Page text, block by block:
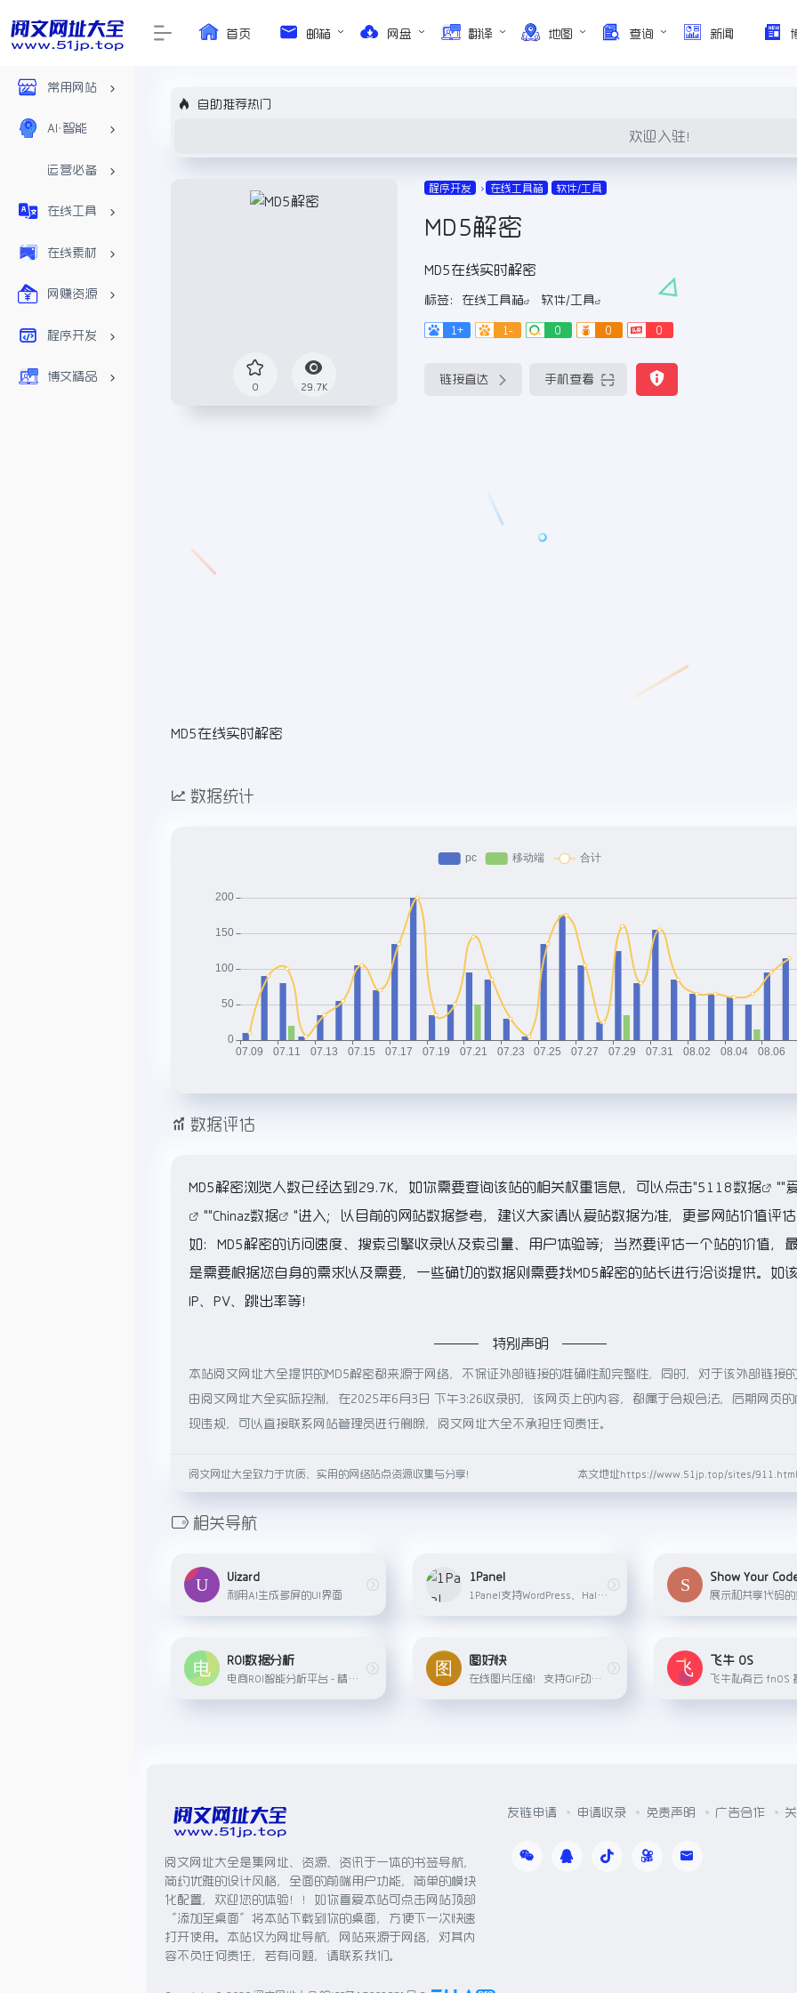
常用网站
AI•智能
运营必备
在线工具
在线素材
网赚资源
程序开发
博文精品
首页 邮箱 网盘 翻译 地图 查询 新闻
自助推荐热门
欢迎入驻！
0 29.7K
程序开发 在线工具箱 软件/工具
MD5解密
MD5在线实时解密
标签： 在线工具箱 软件/工具
1+ 1- 0 0 0
链接直达 手机查看
MD5在线实时解密
数据统计
数据评估
MD5解密浏览人数已经达到29.7K，如你需要查询该站的相关权重信息，可以点击"5118数据 ""
""Chinaz数据
"进入；以目前的网站数据参考，建议大家请以爱站数据为准，更多网站价值评
如：MD5解密的访问速度、搜索引擎收录以及索引量、用户体验等；当然要评估一个站的价值，
是需要根据您自身的需求以及需要，一些确切的数据则需要找MD5解密的站长进行洽谈提供。如
IP、PV、跳出率等！
特别声明
本站阅文网址大全提供的MD5解密都来源于网络，不保证外部链接的准确性和完整性，同时，对于该外部链接
由阅文网址大全实际控制，在2025年6月3日 下午3:26收录时，该网页上的内容，都属于合规合法，后期网页
现违规，可以直接联系网站管理员进行删除，阅文网址大全不承担任何责任。
阅文网址大全致力于优质、实用的网络站点资源收集与分享！ 本文地址https://www.51jp.top/sites/
相关导航
Uizard
利用AI生成多屏的UI界面
1Panel
1Panel支持WordPress、Halo等主流建站软件的快速部署与配置，同时集成了域名绑定与SSL证书配置功能，确保网站构建过程的安全性与便捷性。在主机监控方面，1Panel 提供了实时的性能监控服务，覆盖CPU使用率、内存占用、磁盘输入输出（IO）等关键系统指标，并允许用户自定义监控项与报警规则，确保服务器资源得到精细管理与及时响应。
Show Your
ROI数据分析
电商ROI智能分析平台 - 精准计算，科学决策
图好快
在线图片压缩！支持GIF动图压缩，PNG压缩，JPG压缩。
飞牛 OS
阅文网址大全是集网址、资源、资讯于一体的书签导航，
简约优雅的设计风格，全面的前端用户功能，简单的模块
化配置，欢迎您的体验！！如你喜爱本站可点击网站顶部
“添加至桌面”将本站下载到你的桌面，方便下一次快速
打开使用。本站仅为网址导航，网站来源于网络，对其内
容不负任何责任，若有问题，请联系我们。
友链申请 申请收录 免责声明 广告合作